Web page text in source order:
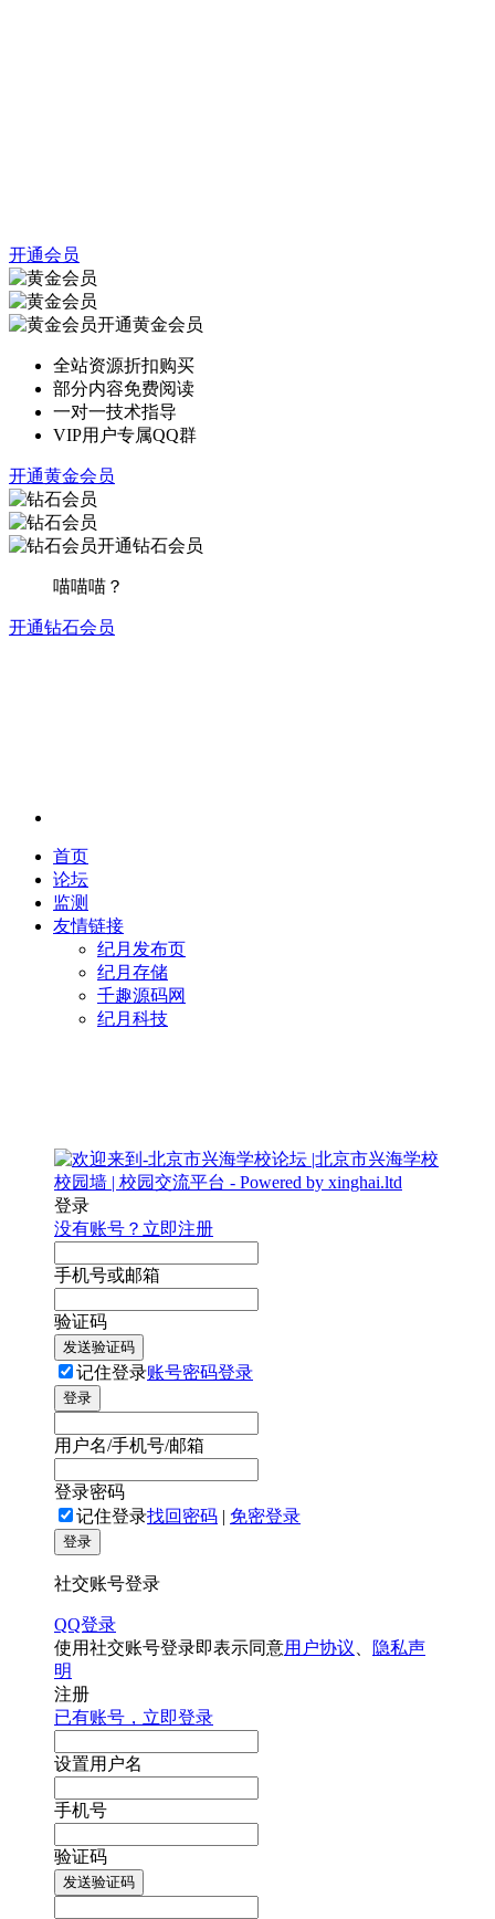
开通会员
开通黄金会员
全站资源折扣购买
部分内容免费阅读
一对一技术指导
VIP用户专属QQ群
开通黄金会员
开通钻石会员
喵喵喵？
开通钻石会员
首页
论坛
监测
友情链接
纪月发布页
纪月存储
千趣源码网
纪月科技
登录
没有账号？立即注册
手机号或邮箱
验证码
发送验证码
记住登录账号密码登录
登录
用户名/手机号/邮箱
登录密码
记住登录找回密码 | 免密登录
登录
社交账号登录
QQ登录
使用社交账号登录即表示同意用户协议
隐私声
明
注册
已有账号，立即登录
设置用户名
手机号
验证码
发送验证码